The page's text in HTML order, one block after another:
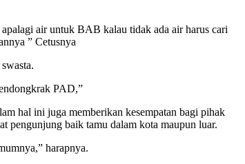
air untuk BAB kalau tidak ada air harus cari
” Cetusnya
PAD,”
hal ini juga memberikan kesempatan bagi pihak
pengunjung baik tamu dalam kota maupun luar.
harapnya.